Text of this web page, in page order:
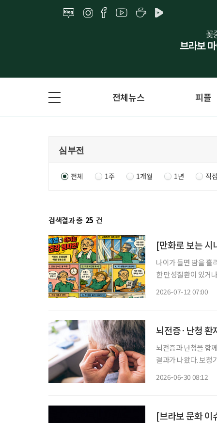
전체뉴스 피플
전체 1주 1개월 1년 직
검색결과 총 25 건
[만화로 보는 시
나이가 들면 땀을 흘
한 만성질환이 있거
2026-07-12 07:00
뇌전증·난청 환
뇌전증과 난청을 함
결과가 나왔다. 보청
2026-06-30 08:12
[브라보 문화 이